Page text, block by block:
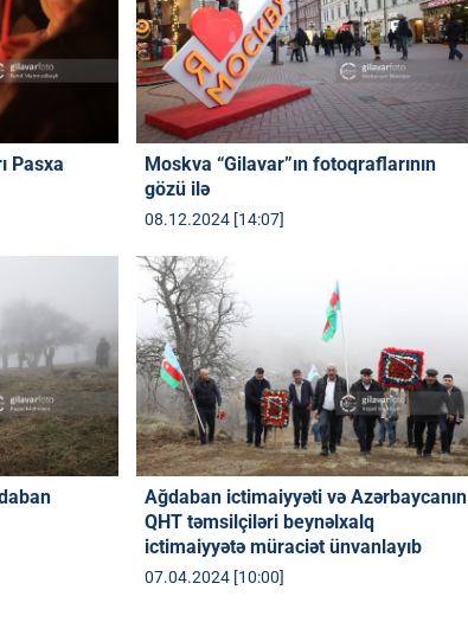
Pasxa
Moskva “Gilavar”ın fotoqraflarının
gözü ilə
08.12.2024 [14:07]
Ağdaban ictimaiyyəti və Azərbaycanın
QHT təmsilçiləri beynəlxalq
ictimaiyyətə müraciət ünvanlayıb
07.04.2024 [10:00]